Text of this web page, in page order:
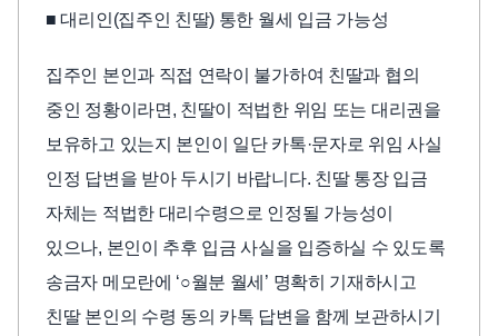
■ 대리인(집주인 친딸) 통한 월세 입금 가능성
집주인 본인과 직접 연락이 불가하여 친딸과 협의
중인 정황이라면, 친딸이 적법한 위임 또는 대리권을
보유하고 있는지 본인이 일단 카톡·문자로 위임 사실
인정 답변을 받아 두시기 바랍니다. 친딸 통장 입금
자체는 적법한 대리수령으로 인정될 가능성이
있으나, 본인이 추후 입금 사실을 입증하실 수 있도록
송금자 메모란에 ‘○월분 월세’ 명확히 기재하시고
친딸 본인의 수령 동의 카톡 답변을 함께 보관하시기